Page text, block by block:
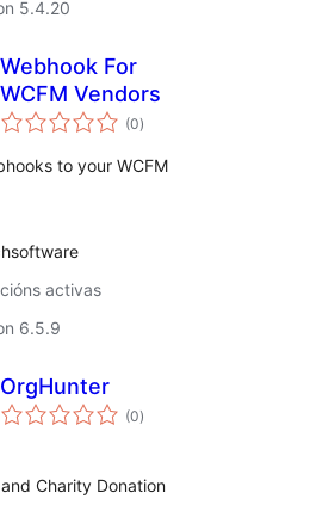
5.4.20
Webhook For
WCFM Vendors
(0valoracións
totais
)
to your WCFM
activas
6.5.9
OrgHunter
(0valoracións
totais
)
Charity Donation